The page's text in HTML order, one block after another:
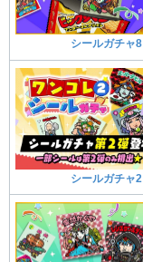
シールガチャ8
シールガチャ2